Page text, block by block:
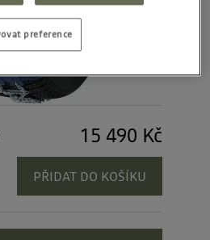
15 490 Kč
PŘIDAT DO KOŠÍKU
preference